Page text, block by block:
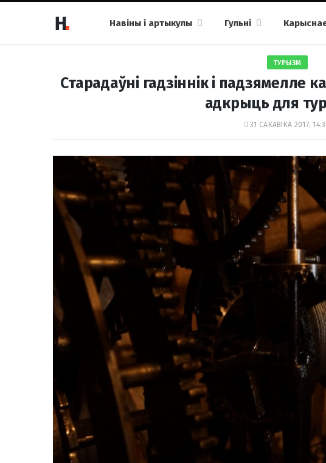
Навіны і артыкулы Гульні
ТУРЫЗМ
Старадаўні гадзіннік і падзямелле
адкрыць для
31 САКАВІКА 2017,